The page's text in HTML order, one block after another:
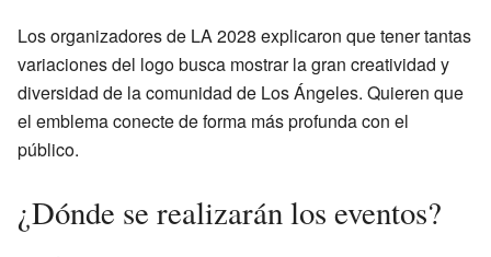
Los organizadores de LA 2028 explicaron que tener tantas
variaciones del logo busca mostrar la gran creatividad y
diversidad de la comunidad de Los Ángeles. Quieren que
el emblema conecte de forma más profunda con el
público.
¿Dónde se realizarán los eventos?